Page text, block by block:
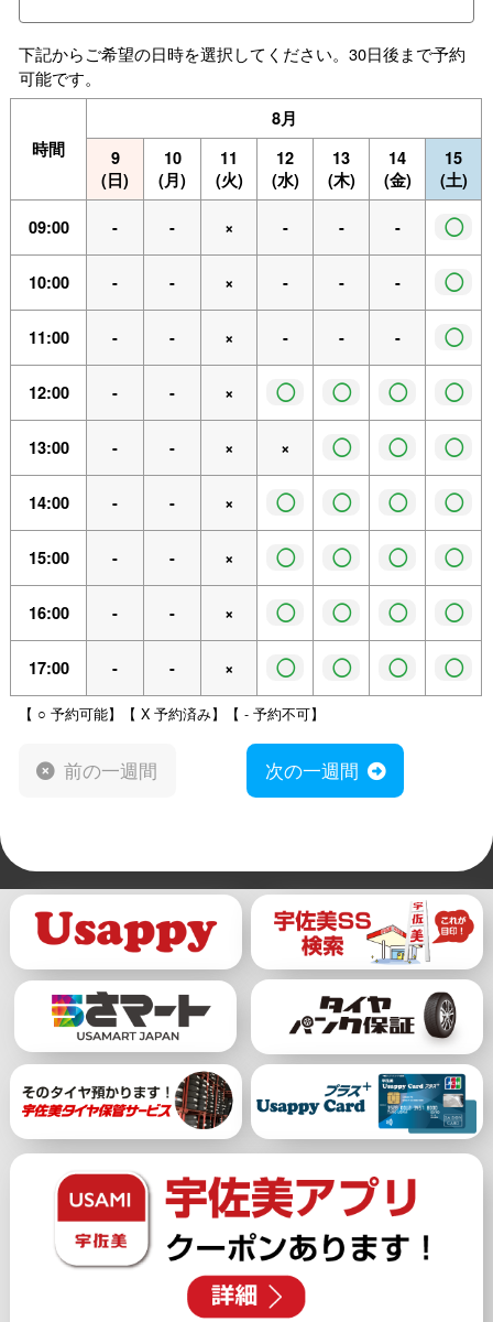
下記からご希望の日時を選択してください。30日後まで予約
可能です。
時間
8月
9
(日)
10
(月)
11
(火)
12
(水)
13
(木)
14
(金)
15
(土)
09:00 - - × - - - ◯
10:00 - - × - - - ◯
11:00 - - × - - - ◯
12:00 - - × ◯ ◯ ◯ ◯
13:00 - - × × ◯ ◯ ◯
14:00 - - × ◯ ◯ ◯ ◯
15:00 - - × ◯ ◯ ◯ ◯
16:00 - - × ◯ ◯ ◯ ◯
17:00 - - × ◯ ◯ ◯ ◯
【 ○ 予約可能】【 X 予約済み】【 - 予約不可】
前の一週間 次の一週間